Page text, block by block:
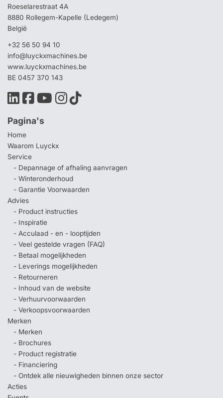
Roeselarestraat 4A
8880 Rollegem-Kapelle (Ledegem)
België
+32 56 50 94 10
info@luyckxmachines.be
www.luyckxmachines.be
BE 0457 370 143
Pagina's
Home
Waarom Luyckx
Service
- Depannage of afhaling aanvragen
- Winteronderhoud
- Garantie Voorwaarden
Advies
- Product instructies
- Inspiratie
- Acculaad - en - looptijden
- Veel gestelde vragen (FAQ)
- Betaal mogelijkheden
- Leverings mogelijkheden
- Retourneren
- Inhoud van de website
- Verhuurvoorwaarden
- Verkoopsvoorwaarden
Merken
- Merken
- Brochures
- Product registratie
- Financiering
- Ontdek alle nieuwigheden binnen onze sector
Acties